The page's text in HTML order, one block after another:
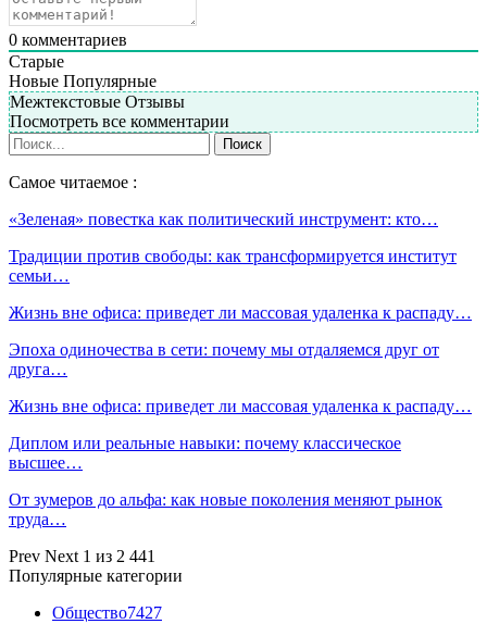
0 комментариев
Старые
Новые Популярные
Межтекстовые Отзывы
Посмотреть все комментарии
Самое читаемое :
«Зеленая» повестка как политический инструмент: кто…
Традиции против свободы: как трансформируется институт
семьи…
Жизнь вне офиса: приведет ли массовая удаленка к распаду…
Эпоха одиночества в сети: почему мы отдаляемся друг от
друга…
Жизнь вне офиса: приведет ли массовая удаленка к распаду…
Диплом или реальные навыки: почему классическое
высшее…
От зумеров до альфа: как новые поколения меняют рынок
труда…
Prev Next 1 из 2 441
Популярные категории
Общество7427